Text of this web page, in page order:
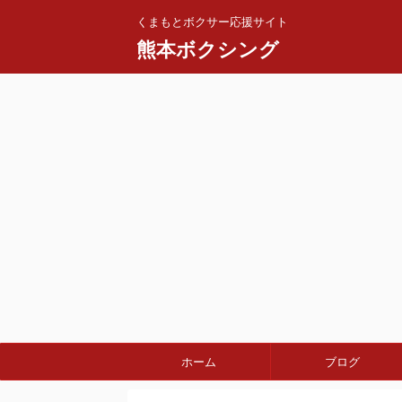
くまもとボクサー応援サイト
熊本ボクシング
ホーム ブログ